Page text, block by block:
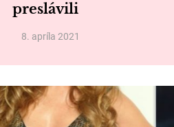
preslávili
8. apríla 2021